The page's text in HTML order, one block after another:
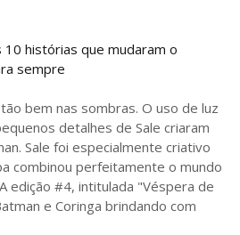
10 histórias que mudaram o
sempre
bem nas sombras. O uso de luz
detalhes de Sale criaram
Sale foi especialmente criativo
combinou perfeitamente o mundo
edição #4, intitulada "Véspera de
e Coringa brindando com